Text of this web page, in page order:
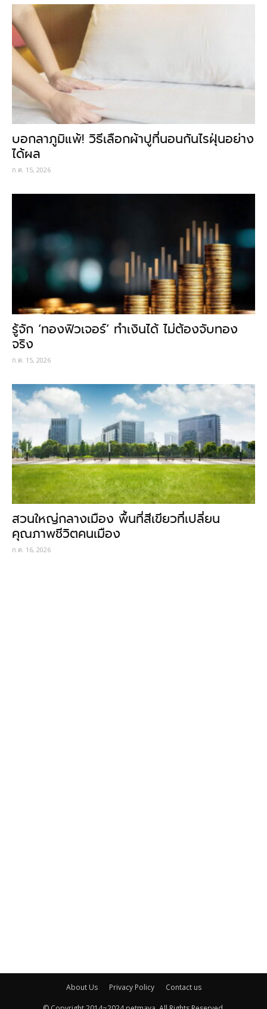
บอกลาภูมิแพ้! วิธีเลือกผ้าปูที่นอนกันไรฝุ่นอย่าง
ได้ผล
ก.ค. 15, 2026
รู้จัก ‘ทองฟิวเจอร์’ ทำเงินได้ ไม่ต้องจับทอง
จริง
ก.ค. 15, 2026
สวนใหญ่กลางเมือง พื้นที่สีเขียวที่เปลี่ยน
คุณภาพชีวิตคนเมือง
ก.ค. 16, 2026
About Us Privacy Policy Contact us